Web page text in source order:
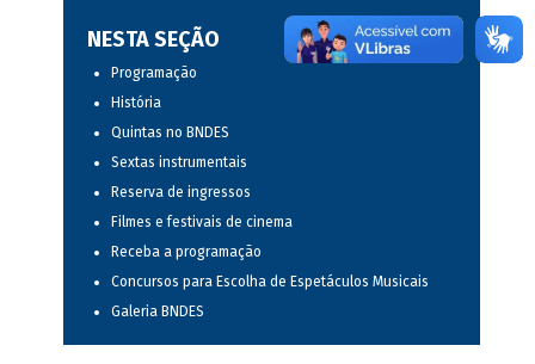
NESTA SEÇÃO
Programação
História
Quintas no BNDES
Sextas instrumentais
Reserva de ingressos
Filmes e festivais de cinema
Receba a programação
Concursos para Escolha de Espetáculos Musicais
Galeria BNDES